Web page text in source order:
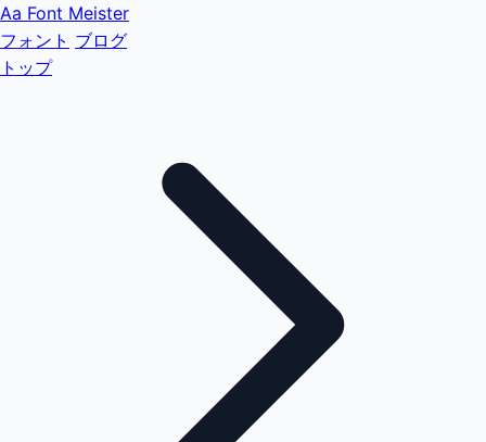
Aa Font Meister
フォント ブログ
トップ